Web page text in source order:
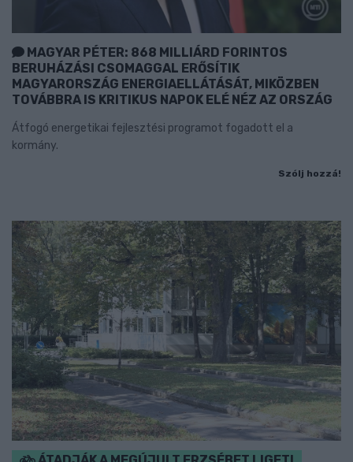
MAGYAR PÉTER: 868 MILLIÁRD FORINTOS
BERUHÁZÁSI CSOMAGGAL ERŐSÍTIK
MAGYARORSZÁG ENERGIAELLÁTÁSÁT, MIKÖZBEN
TOVÁBBRA IS KRITIKUS NAPOK ELÉ NÉZ AZ ORSZÁG
Átfogó energetikai fejlesztési programot fogadott el a
kormány.
Szólj hozzá!